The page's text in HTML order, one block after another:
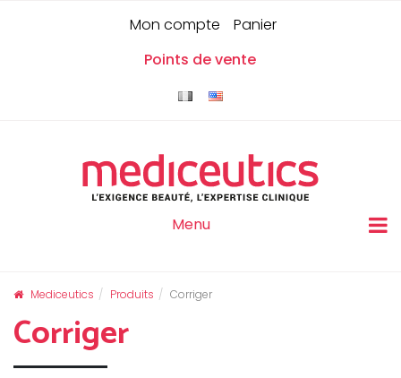
Points de vente
Mon compte Panier
Menu
Mediceutics Produits Corriger
Corriger